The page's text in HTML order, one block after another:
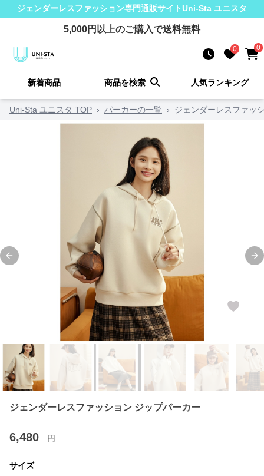
ジェンダーレスファッション専門通販サイトUni-Sta ユニスタ
5,000円以上のご購入で送料無料
0 0
新着商品 商品を検索 人気ランキング
Uni-Sta ユニスタ TOP › パーカーの一覧 › ジェンダーレスファッ
Previous slide
ジェンダーレスファッション ジップパーカー
6,480 円
サイズ